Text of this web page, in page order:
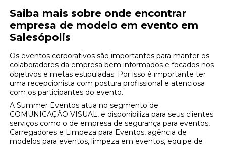
Saiba mais sobre onde encontrar
empresa de modelo em evento em
Salesópolis
Os eventos corporativos são importantes para manter os
colaboradores da empresa bem informados e focados nos
objetivos e metas estipuladas. Por isso é importante ter
uma recepcionista com postura profissional e atenciosa
com os participantes do evento.
A Summer Eventos atua no segmento de
COMUNICAÇÃO VISUAL, e disponibiliza para seus clientes
serviços como o de empresa de segurança para eventos,
Carregadores e Limpeza para Eventos, agência de
modelos para eventos, limpeza em eventos, equipe de